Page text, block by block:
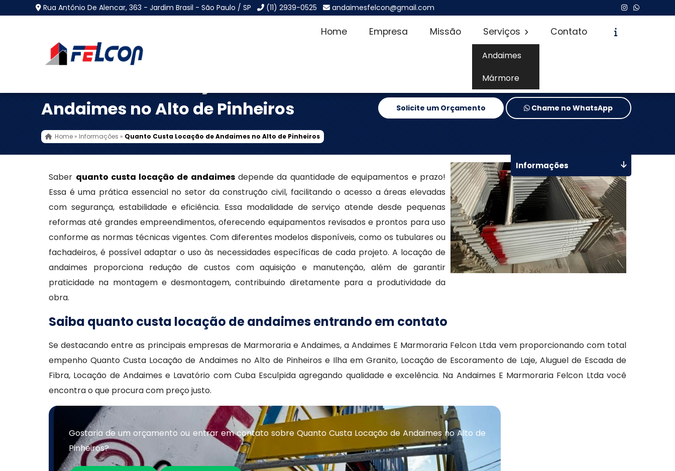
Rua Antônio De Alencar, 363 - Jardim Brasil - São Paulo / SP (11) 2939-0525 andaimesfelcon@gmail.com
Home Empresa Missão Serviços
Andaimes
Mármore
Contato
Andaimes no Alto de Pinheiros
Home » Informações » Quanto Custa Locação de Andaimes no Alto de Pinheiros
Solicite um Orçamento Chame no WhatsApp
Saber quanto custa locação de andaimesdepende da quantidade de equipamentos e prazo!
Essa é uma prática essencial no setor da construção civil, facilitando o acesso a áreas elevadas
com segurança, estabilidade e eficiência. Essa modalidade de serviço atende desde pequenas
reformas até grandes empreendimentos, oferecendo equipamentos revisados e prontos para uso
conforme as normas técnicas vigentes. Com diferentes modelos disponíveis, como os tubulares ou
fachadeiros, é possível adaptar o uso às necessidades específicas de cada projeto. A locação de
andaimes proporciona redução de custos com aquisição e manutenção, além de garantir
praticidade na montagem e desmontagem, contribuindo diretamente para a produtividade da
obra.
Saiba quanto custa locação de andaimes entrando em contato
Se destacando entre as principais empresas de Marmoraria e Andaimes, a Andaimes E Marmoraria Felcon Ltda vem proporcionando com total
empenho Quanto Custa Locação de Andaimes no Alto de Pinheiros e Ilha em Granito, Locação de Escoramento de Laje, Aluguel de Escada de
Fibra, Locação de Andaimes e Lavatório com Cuba Esculpida agregando qualidade e excelência. Na Andaimes E Marmoraria Felcon Ltda você
encontra o que procura com preço justo.
Gostaria de um orçamento ou entrar em contato sobre Quanto Custa Locação de Andaimes no Alto de
Pinheiros?
Informações